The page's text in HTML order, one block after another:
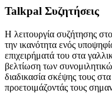
Talkpal Συζητήσεις
Η λειτουργία συζήτησης
την ικανότητα ενός
επιχειρήματά του στα
βελτίωση των
διαδικασία σκέψης τους
προετοιμάζοντάς τους